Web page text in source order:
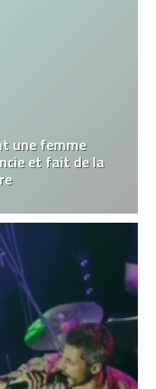
une femme
et fait de la